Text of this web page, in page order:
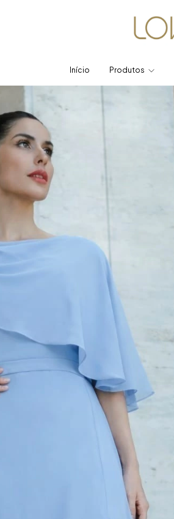
Início Produtos